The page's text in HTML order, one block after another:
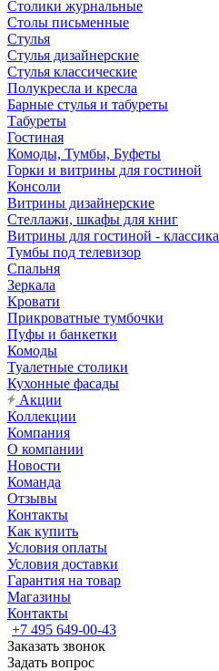
Столики журнальные
Столы письменные
Стулья
Стулья дизайнерские
Стулья классические
Полукресла и кресла
Барные стулья и табуреты
Табуреты
Гостиная
Комоды, Тумбы, Буфеты
Горки и витрины для гостиной
Консоли
Витрины дизайнерские
Стеллажи, шкафы для книг
Витрины для гостиной - классика
Тумбы под телевизор
Спальня
Зеркала
Кровати
Прикроватные тумбочки
Пуфы и банкетки
Комоды
Туалетные столики
Кухонные фасады
Акции
Коллекции
Компания
О компании
Новости
Команда
Отзывы
Контакты
Как купить
Условия оплаты
Условия доставки
Гарантия на товар
Магазины
Контакты
+7 495 649-00-43
Заказать звонок
Задать вопрос